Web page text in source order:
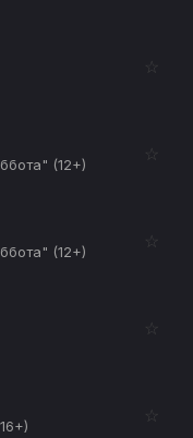
☆
(12+)
☆
(12+)
☆
☆
☆